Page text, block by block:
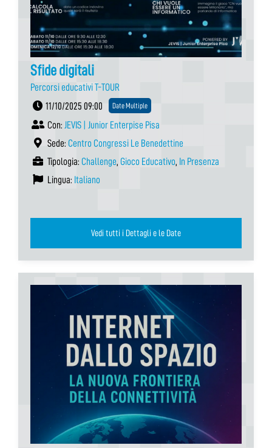
Sfide digitali
Percorsi educativi T-TOUR
11/10/2025 09:00
Date Multiple
Con: JEVIS | Junior Enterpise Pisa
Sede: Centro Congressi Le Benedettine
Tipologia: Challenge, Gioco Educativo, In Presenza
Lingua: Italiano
Vedi tutti i Dettagli e le Date